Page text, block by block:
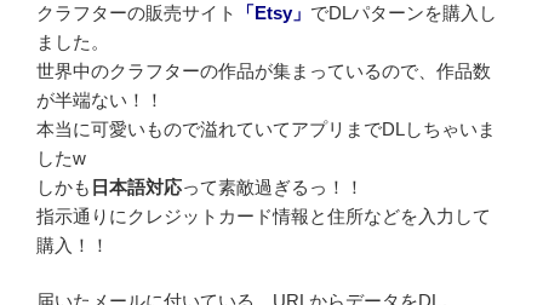
クラフターの販売サイト 「Etsy」 でDLパターンを購入し
ました。
世界中のクラフターの作品が集まっているので、作品数
が半端ない！！
本当に可愛いもので溢れていてアプリまでDLしちゃいま
したw
しかも 日本語対応って素敵過ぎるっ！！
指示通りにクレジットカード情報と住所などを入力して
購入！！